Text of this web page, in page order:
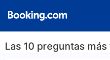
Las 10 preguntas